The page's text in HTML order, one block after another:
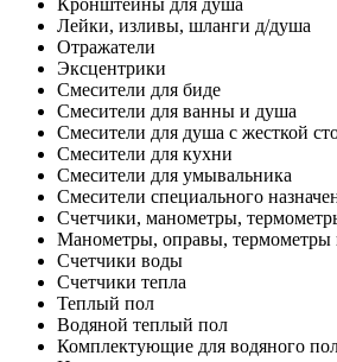
Кронштейны для душа
Лейки, изливы, шланги д/душа
Отражатели
Эксцентрики
Смесители для биде
Смесители для ванны и душа
Смесители для душа с жесткой
Смесители для кухни
Смесители для умывальника
Смесители специального
Счетчики, манометры,
Манометры, оправы,
Счетчики воды
Счетчики тепла
Теплый пол
Водяной теплый пол
Комплектующие для водяного